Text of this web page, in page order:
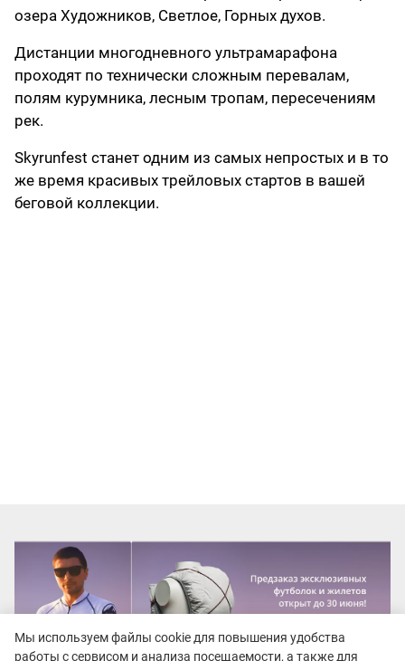
озера Художников, Светлое, Горных духов.
Дистанции многодневного ультрамарафона
проходят по технически сложным перевалам,
полям курумника, лесным тропам, пересечениям
рек.
Skyrunfest станет одним из самых непростых и в то
же время красивых трейловых стартов в вашей
беговой коллекции.
Мы используем файлы cookie для повышения удобства
работы с сервисом и анализа посещаемости, а также для